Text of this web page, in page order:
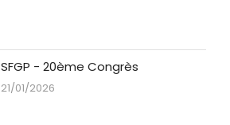
SFGP - 20ème Congrès
21/01/2026